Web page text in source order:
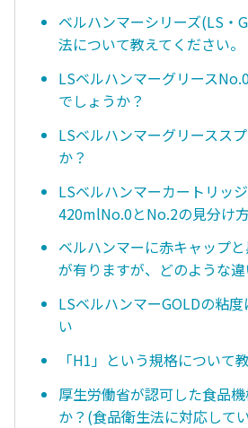
ベルハンマーシリーズ(LS・
法について教えてください。
LSベルハンマーグリース
でしょうか？
LSベルハンマーグリースス
か？
LSベルハンマーカートリッ
420mlNo.0とNo.2の見分け
ベルハンマーに赤キャップ
が有りますが、どのような
LSベルハンマーGOLDの粘
い
「H1」という規格について
厚生労働省が認可した食品
か？(食品衛生法に対応して